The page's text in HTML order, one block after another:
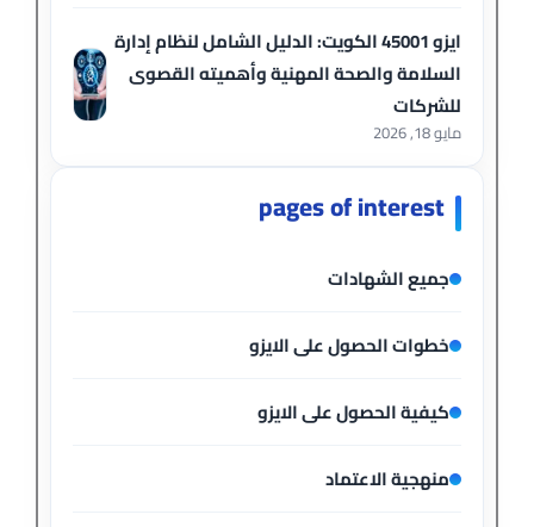
ايزو 45001 الكويت: الدليل الشامل لنظام إدارة
السلامة والصحة المهنية وأهميته القصوى
للشركات
مايو 18, 2026
pages of interest
جميع الشهادات
خطوات الحصول على الايزو
كيفية الحصول على الايزو
منهجية الاعتماد